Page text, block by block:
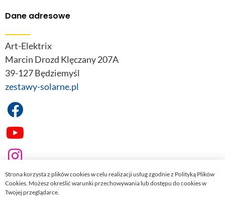
Dane adresowe
Art-Elektrix
Marcin Drozd Klęczany 207A
39-127 Będziemyśl
zestawy-solarne.pl
Strona korzysta z plików cookies w celu realizacji usług zgodnie z Polityką Plików
Cookies. Możesz określić warunki przechowywania lub dostępu do cookies w
Twojej przeglądarce.